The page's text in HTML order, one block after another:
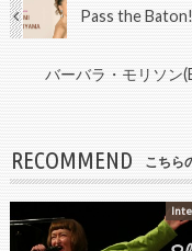
Pass the
バーバラ・モリソン
RECOMMEND こちら